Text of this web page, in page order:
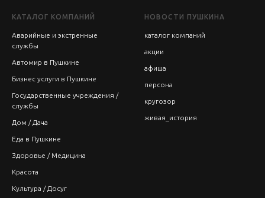
КАТАЛОГ КОМПАНИЙ
Аварийные и экстренные
службы
Автомир в Пушкине
Бизнес услуги в Пушкине
Государственные учреждения /
службы
Дом / Дача
Еда в Пушкине
Здоровье / Медицина
Красота
Культура / Досуг
НОВОСТИ ПУШКИНА
каталог компаний
акции
афиша
персона
кругозор
живая_история